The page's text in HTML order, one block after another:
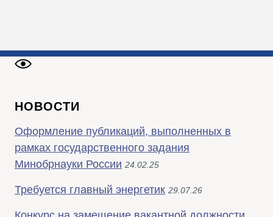
НОВОСТИ
Оформление публикаций, выполненных в
рамках государственного задания
Минобрнауки России 24.02.25
Требуется главный энергетик 29.07.26